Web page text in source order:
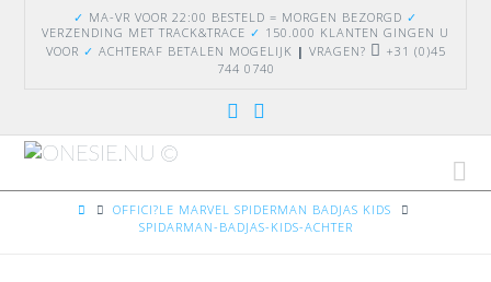
✓ MA-VR VOOR 22:00 BESTELD = MORGEN BEZORGD ✓
VERZENDING MET TRACK&TRACE ✓ 150.000 KLANTEN GINGEN U
VOOR ✓ ACHTERAF BETALEN MOGELIJK | VRAGEN?
+31 (0)45
744 0740
HOMEOFFICI?LE MARVEL SPIDERMAN BADJAS KIDS
SPIDARMAN-BADJAS-KIDS-ACHTER